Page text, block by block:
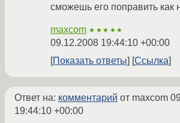
сможешь его поправить как
maxcom ★★★★★
09.12.2008 19:44:10 +00:00
Показать ответы
Ссылка
Ответ на: комментарий от maxcom
19:44:10 +00:00